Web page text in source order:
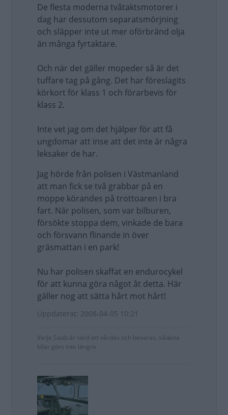
De flesta moderna tvåtaktsmotorer i
dag har dessutom separatsmörjning
och släpper inte ut mer oförbränd olja
än många fyrtaktare.
Och när det gäller mopeder så är det
tuffare tag på gång. Det har föreslagits
körkort för klass 1 och förarbevis för
klass 2.
Inte vet jag om det hjälper för att få
ungdomar att inse att det inte är några
leksaker de har.
Jag hörde från polisen i Västmanland
att man fick se två grabbar på en
moppe körandes på trottoaren i bra
fart. När polisen, som var bilburen,
försökte stoppa dem, vinkade de bara
och försvann flinande in över
gräsmattan i en park!
Nu har polisen skaffat en endurocykel
för att kunna göra något åt detta. Här
gäller nog att sätta hårt mot hårt!
Uppdaterat: 2008-04-05 10:21
Varje Saab är värd att vårdas och bevaras, sådana
bilar görs inte längre